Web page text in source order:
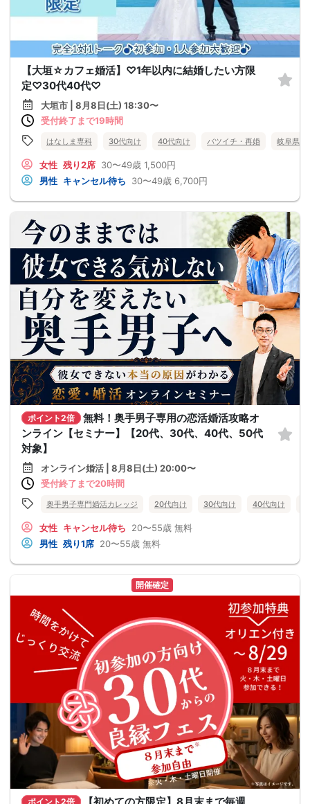
【大垣☆カフェ婚活】♡1年以内に結婚したい方限
定♡30代40代♡
大垣市 | 8月8日(土) 18:30〜
受付終了まで19時間
はなしま専科 30代向け 40代向け バツイチ・再婚 岐阜県
女性 残り2席 30〜49歳 1,500円
男性 キャンセル待ち 30〜49歳 6,700円
ポイント2倍
無料！奥手男子専用の恋活婚活攻略オ
ンライン【セミナー】【20代、30代、40代、50代
対象】
オンライン婚活 | 8月8日(土) 20:00〜
受付終了まで20時間
奥手男子専門婚活カレッジ 20代向け 30代向け 40代向け
女性 キャンセル待ち 20〜55歳 無料
男性 残り1席 20〜55歳 無料
開催確定
ポイント2倍